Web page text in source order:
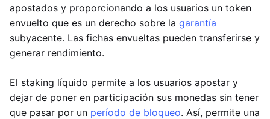
apostados y proporcionando a los usuarios un token
envuelto que es un derecho sobre la garantía
subyacente. Las fichas envueltas pueden transferirse y
generar rendimiento.
El staking líquido permite a los usuarios apostar y
dejar de poner en participación sus monedas sin tener
que pasar por un período de bloqueo. Así, permite una